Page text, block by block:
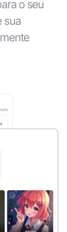
o seu
sua